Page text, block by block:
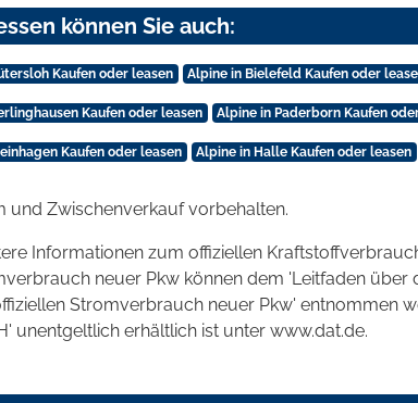
können Sie auch:
Kaufen oder leasen Alpine in Bielefeld Kaufen oder
Kaufen oder leasen Alpine in Paderborn Kaufen
Kaufen oder leasen Alpine in Halle Kaufen oder leasen
und Zwischenverkauf vorbehalten.
Informationen zum offiziellen
neuer Pkw können dem 'Leitfaden über
Stromverbrauch neuer Pkw' entnommen
unentgeltlich erhältlich ist unter www.dat.de.